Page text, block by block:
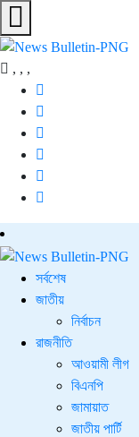
, , ,
সর্বশেষ
জাতীয়
নির্বাচন
রাজনীতি
আওয়ামী লীগ
বিএনপি
জামায়াত
জাতীয় পার্টি